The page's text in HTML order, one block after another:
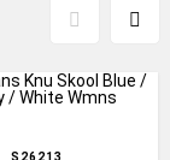
S26213